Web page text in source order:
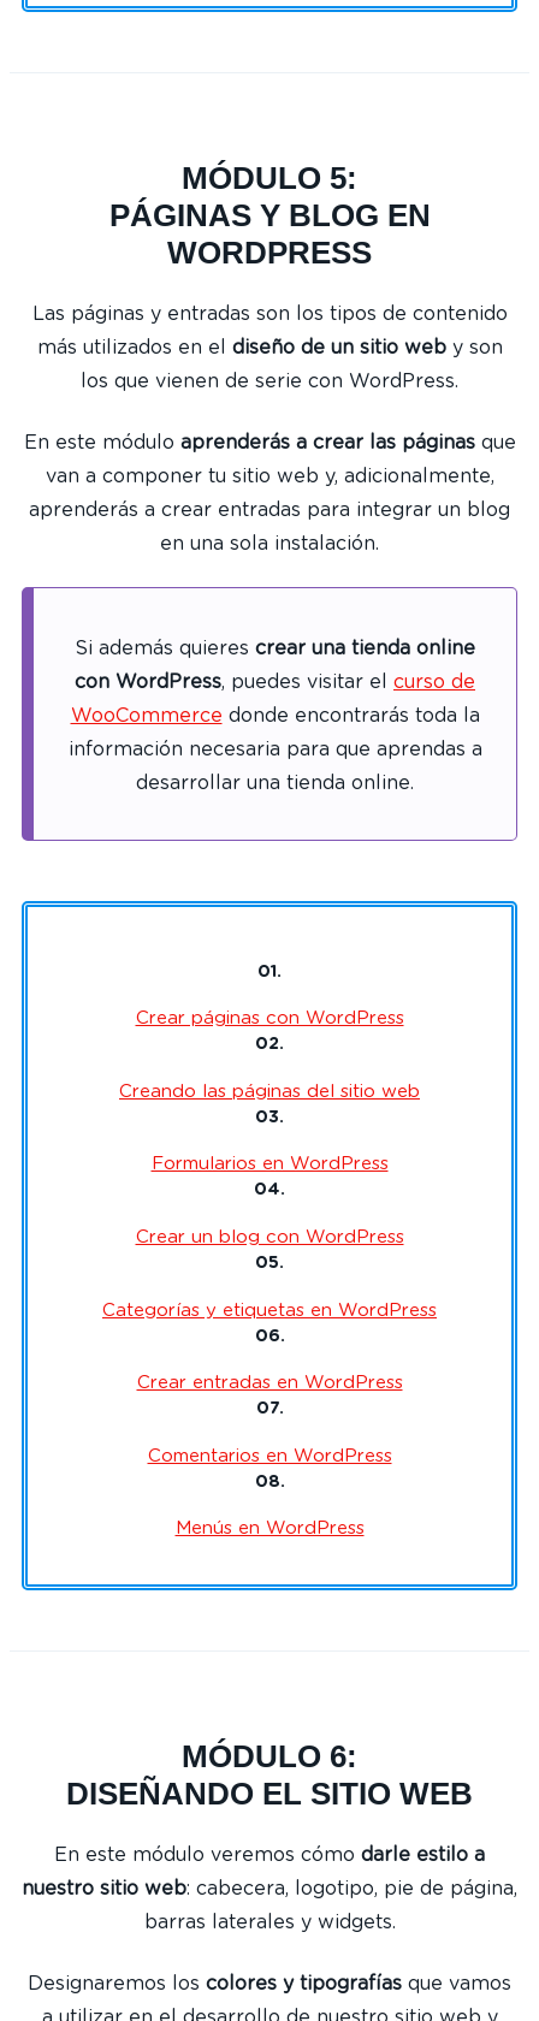
MÓDULO 5:
PÁGINAS Y BLOG EN
WORDPRESS
Las páginas y entradas son los tipos de contenido
más utilizados en el diseño de un sitio weby son
los que vienen de serie con WordPress.
En este módulo aprenderás a crear las páginasque
van a componer tu sitio web y, adicionalmente,
aprenderás a crear entradas para integrar un blog
en una sola instalación.
Si además quieres crear una tienda online
con WordPress, puedes visitar el curso de
WooCommerce donde encontrarás toda la
información necesaria para que aprendas a
desarrollar una tienda online.
01.
Crear páginas con WordPress
02.
Creando las páginas del sitio web
03.
Formularios en WordPress
04.
Crear un blog con WordPress
05.
Categorías y etiquetas en WordPress
06.
Crear entradas en WordPress
07.
Comentarios en WordPress
08.
Menús en WordPress
MÓDULO 6:
DISEÑANDO EL SITIO WEB
En este módulo veremos cómo darle estilo a
nuestro sitio web: cabecera, logotipo, pie de página,
barras laterales y widgets.
Designaremos los colores y tipografías que vamos